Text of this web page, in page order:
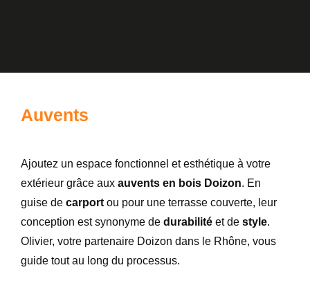
Auvents
Ajoutez un espace fonctionnel et esthétique à votre
extérieur grâce aux auvents en bois Doizon. En
guise de carport ou pour une terrasse couverte, leur
conception est synonyme de durabilité et de style.
Olivier, votre partenaire Doizon dans le Rhône, vous
guide tout au long du processus.